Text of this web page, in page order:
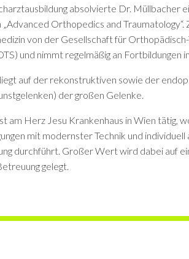
absolvierte Dr. Müllbacher
Orthopedics and
von der Gesellschaft für
und nimmt regelmäßig an Fortbildungen
auf der rekonstruktiven sowie der
der großen Gelenke.
am Herz Jesu Krankenhaus in Wien tätig,
mit modernster Technik und individuell
durchführt. Großer Wert wird dabei auf
gelegt.